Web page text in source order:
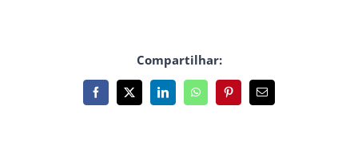
Compartilhar:
Facebook
X LinkedInWhatsAppPinterest
E-
mail